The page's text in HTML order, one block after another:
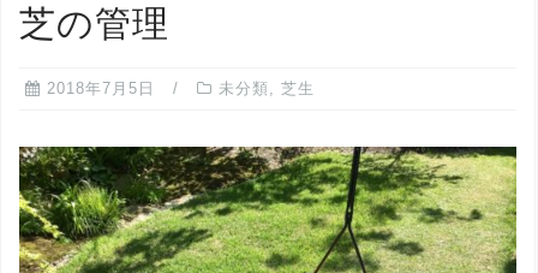
芝の管理
2018年7月5日 未分類, 芝生